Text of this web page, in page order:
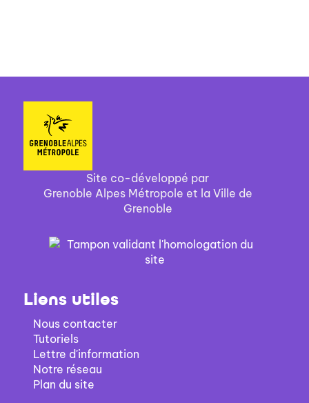
Site co-développé par
Grenoble Alpes Métropole et la Ville de
Grenoble
Liens utiles
Nous contacter
Tutoriels
Lettre d'information
Notre réseau
Plan du site